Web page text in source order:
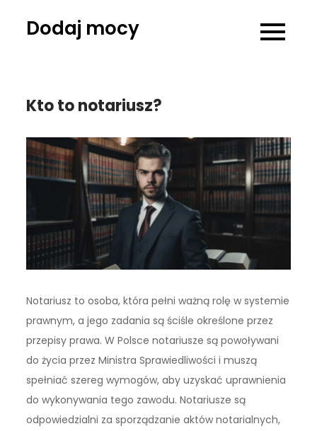
Dodaj mocy
Kto to notariusz?
Notariusz to osoba, która pełni ważną rolę w systemie
prawnym, a jego zadania są ściśle określone przez
przepisy prawa. W Polsce notariusze są powoływani
do życia przez Ministra Sprawiedliwości i muszą
spełniać szereg wymogów, aby uzyskać uprawnienia
do wykonywania tego zawodu. Notariusze są
odpowiedzialni za sporządzanie aktów notarialnych,